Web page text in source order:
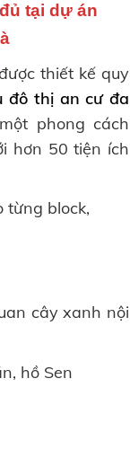
tại dự án
thiết kế quy
đô thị an cư đa
phong cách
hơn 50 tiện ích
từng block,
cây xanh nội
hồ Sen